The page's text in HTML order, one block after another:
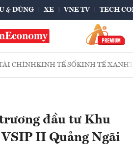
& DÙNG XE VNE TV TECH
CHÍNHKINH TẾ SỐKINH TẾ XANH
đầu tư Khu
II Quảng Ngãi